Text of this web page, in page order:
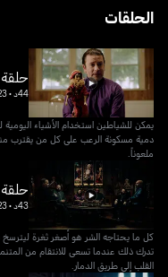
الحلقات
حلقة 1 • أشياء شيطانية
44د •
يمكن للشياطين استخدام الأشياء
دمية مسكونة الرعب على كل من يقترب
ملعوناً.
حلقة 3 • دعوة
43د •
كل ما يحتاجه الشر هو أصغر ثغرة
تدرك ذلك عندما تسعى للانتقام من
القلب إلى طريق الدمار.